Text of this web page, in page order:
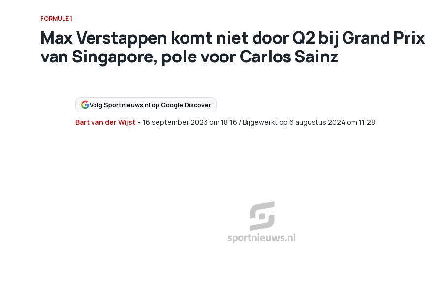
FORMULE 1
Max Verstappen komt niet door Q2 bij Grand Prix
van Singapore, pole voor Carlos Sainz
Volg Sportnieuws.nl op Google Discover
Bart van der Wijst• 16 september 2023 om 18:16 /Bijgewerkt op 6 augustus 2024 om 11:28